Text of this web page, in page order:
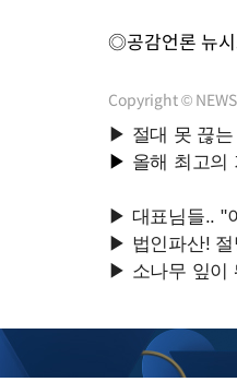
◎공감언론 뉴
Copyright ©